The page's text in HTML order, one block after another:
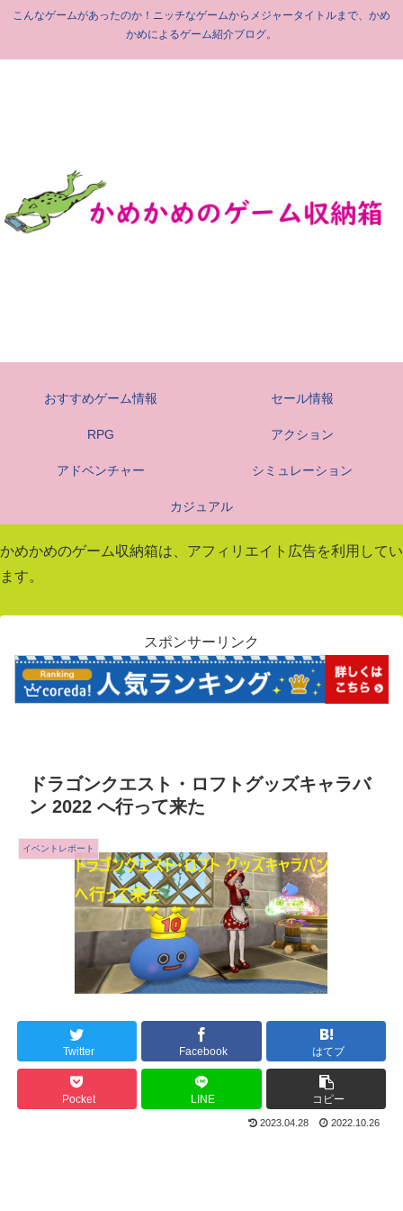
こんなゲームがあったのか！ニッチなゲームからメジャータイトルまで、かめ
かめによるゲーム紹介ブログ。
おすすめゲーム情報 セール情報
RPG アクション
アドベンチャー シミュレーション
カジュアル
かめかめのゲーム収納箱は、アフィリエイト広告を利用してい
ます。
スポンサーリンク
ドラゴンクエスト・ロフトグッズキャラバ
ン 2022 へ行って来た
イベントレポート
Twitter Facebook はてブ
Pocket LINE コピー
2023.04.28 2022.10.26